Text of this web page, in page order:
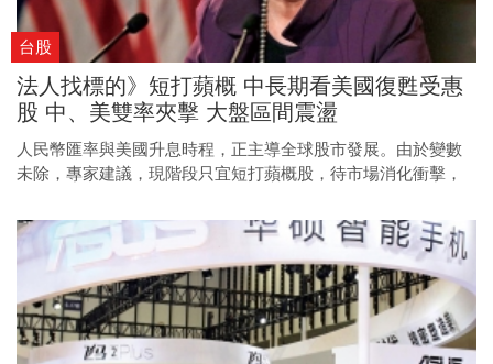
台股
法人找標的》短打蘋概 中長期看美國復甦受惠
股 中、美雙率夾擊 大盤區間震盪
人民幣匯率與美國升息時程，正主導全球股市發展。由於變數
未除，專家建議，現階段只宜短打蘋概股，待市場消化衝擊，